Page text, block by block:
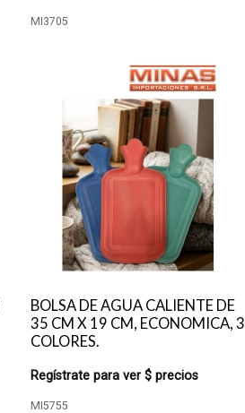
MI3705
BOLSA DE AGUA CALIENTE DE
35 CM X 19 CM, ECONOMICA, 3
COLORES.
Regístrate para ver $ precios
MI5755